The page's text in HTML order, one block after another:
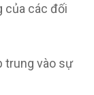
của các đối